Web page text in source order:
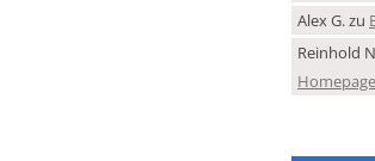
Alex G.zu
Reinhold
Homepage